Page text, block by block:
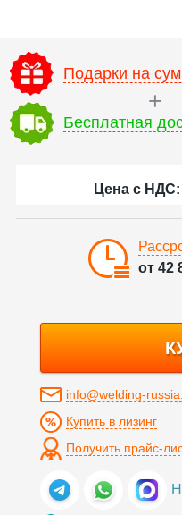
Подарки на
Бесплатная
Цена с НДС:
от 42
info@welding-
Купить в лизинг
Получить прайс-